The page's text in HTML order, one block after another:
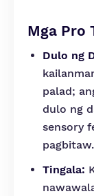
Mga Pro
Dulo ng
palad;
dulo ng
sensory
pagbitaw.
Tingala: